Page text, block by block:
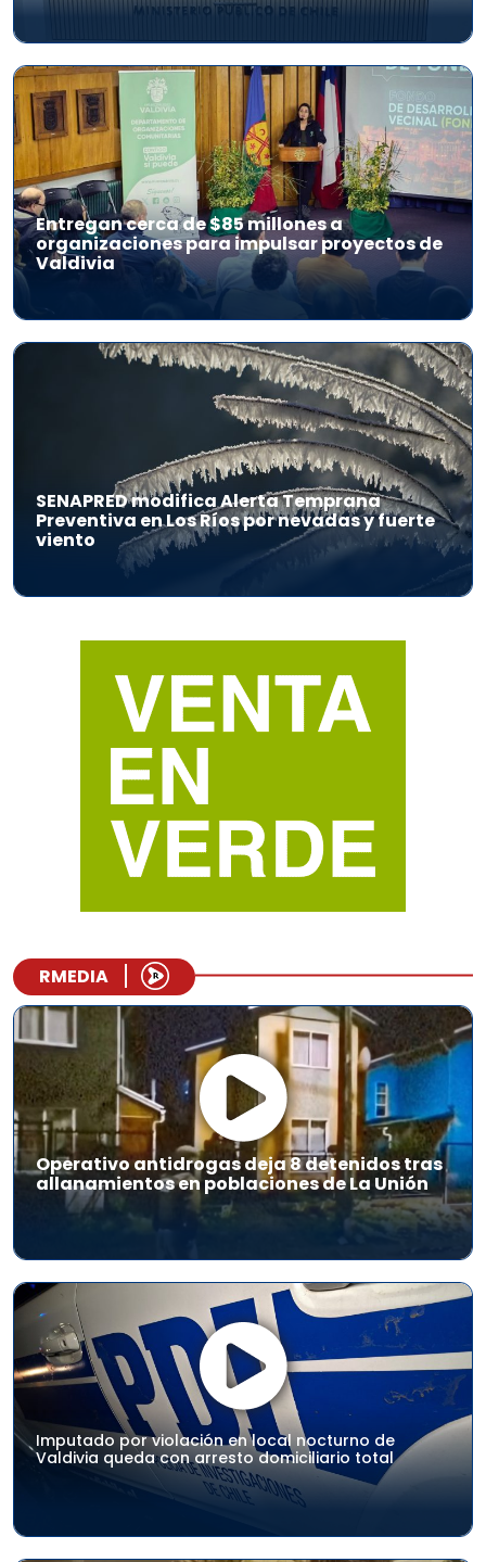
Entregan cerca de $85 millones a
organizaciones para impulsar proyectos de
Valdivia
SENAPRED modifica Alerta Temprana
Preventiva en Los Ríos por nevadas y fuerte
viento
RMEDIA
Operativo antidrogas deja 8 detenidos tras
allanamientos en poblaciones de La Unión
Imputado por violación en local nocturno de
Valdivia queda con arresto domiciliario total